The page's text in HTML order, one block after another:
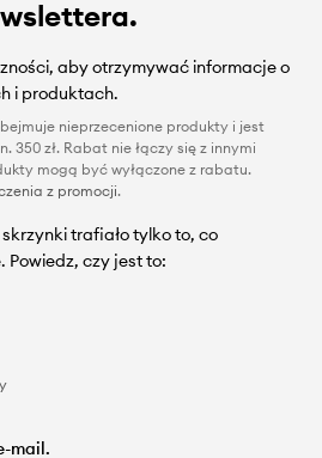
aby otrzymywać informacje o
i produktach.
nieprzecenione produkty i jest
350 zł. Rabat nie łączy się z innymi
mogą być wyłączone z rabatu.
z promocji.
trafiało tylko to, co
Powiedz, czy jest to: